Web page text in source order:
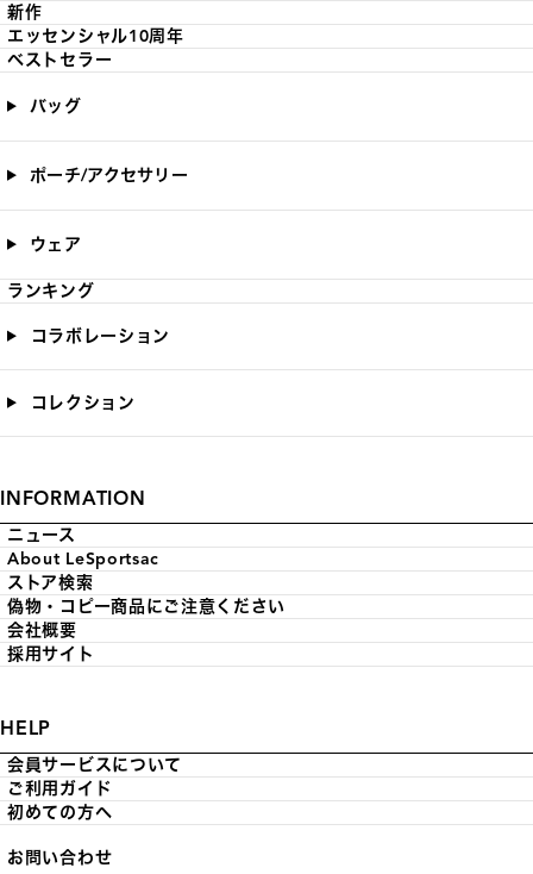
新作
エッセンシャル10周年
ベストセラー
バッグ
ポーチ/アクセサリー
ウェア
ランキング
コラボレーション
コレクション
INFORMATION
ニュース
About LeSportsac
ストア検索
偽物・コピー商品にご注意ください
会社概要
採用サイト
HELP
会員サービスについて
ご利用ガイド
初めての方へ
お問い合わせ